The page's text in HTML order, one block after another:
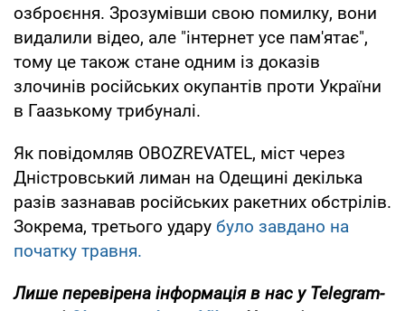
озброєння. Зрозумівши свою помилку, вони
видалили відео, але "інтернет усе пам'ятає",
тому це також стане одним із доказів
злочинів російських окупантів проти України
в Гаазькому трибуналі.
Як повідомляв OBOZREVATEL, міст через
Дністровський лиман на Одещині декілька
разів зазнавав російських ракетних обстрілів.
Зокрема, третього удару було завдано на
початку травня.
Лише перевірена інформація в нас у Telegram-